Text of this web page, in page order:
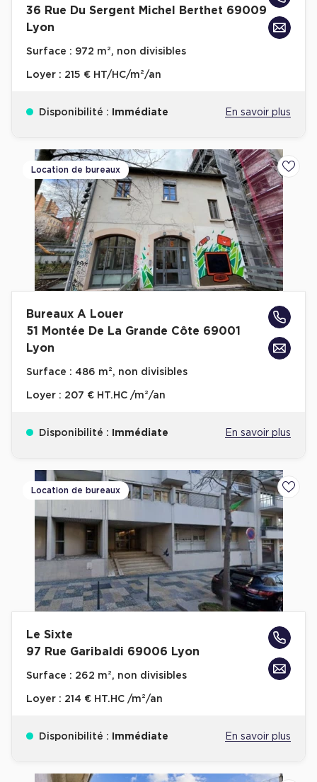
36 Rue Du Sergent Michel Berthet 69009
Lyon
Surface : 972 m², non divisibles
Loyer : 215 € HT/HC/m²/an
Disponibilité : Immédiate En savoir plus
Location de bureaux
Bureaux A Louer
51 Montée De La Grande Côte 69001
Lyon
Surface : 486 m², non divisibles
Loyer : 207 € HT.HC /m²/an
Disponibilité : Immédiate En savoir plus
Location de bureaux
Le Sixte
97 Rue Garibaldi 69006 Lyon
Surface : 262 m², non divisibles
Loyer : 214 € HT.HC /m²/an
Disponibilité : Immédiate En savoir plus